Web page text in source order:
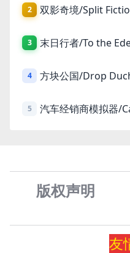
2
3 末日行者/To the
4 方块公国/Drop
5 汽车经销商模拟器/
版权声明
友